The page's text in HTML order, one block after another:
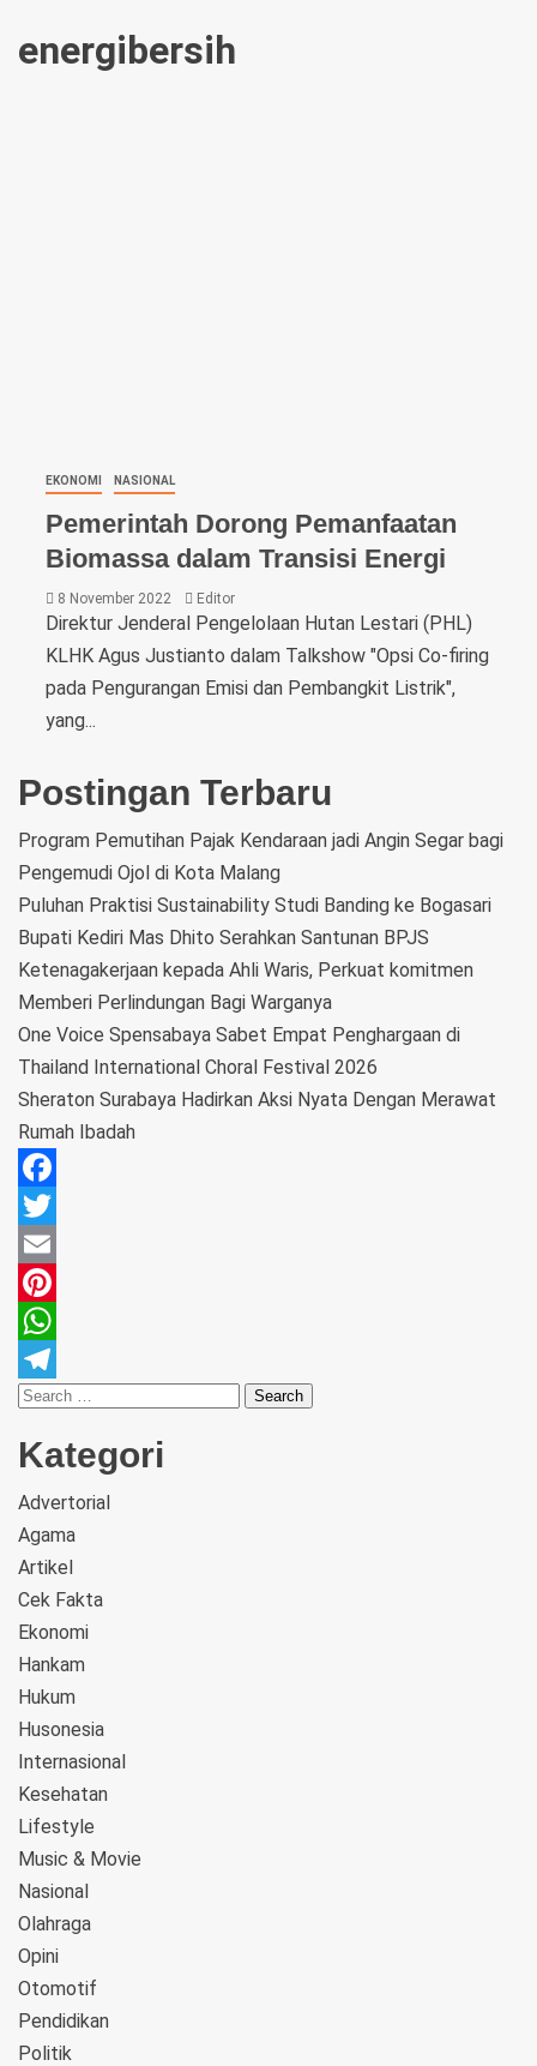
energibersih
EKONOMI NASIONAL
Pemerintah Dorong Pemanfaatan
Biomassa dalam Transisi Energi
8 November 2022 Editor
Direktur Jenderal Pengelolaan Hutan Lestari (PHL)
KLHK Agus Justianto dalam Talkshow "Opsi Co-firing
pada Pengurangan Emisi dan Pembangkit Listrik",
yang...
Postingan Terbaru
Program Pemutihan Pajak Kendaraan jadi Angin Segar bagi
Pengemudi Ojol di Kota Malang
Puluhan Praktisi Sustainability Studi Banding ke Bogasari
Bupati Kediri Mas Dhito Serahkan Santunan BPJS
Ketenagakerjaan kepada Ahli Waris, Perkuat komitmen
Memberi Perlindungan Bagi Warganya
One Voice Spensabaya Sabet Empat Penghargaan di
Thailand International Choral Festival 2026
Sheraton Surabaya Hadirkan Aksi Nyata Dengan Merawat
Rumah Ibadah
Facebook
Twitter
Email
Pinterest
WhatsApp
Telegram
Kategori
Advertorial
Agama
Artikel
Cek Fakta
Ekonomi
Hankam
Hukum
Husonesia
Internasional
Kesehatan
Lifestyle
Music & Movie
Nasional
Olahraga
Opini
Otomotif
Pendidikan
Politik